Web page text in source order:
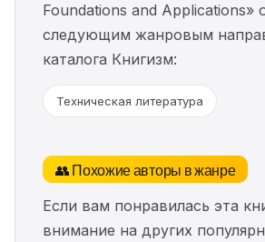
Foundations and Applications»
следующим жанровым
каталога Книгизм:
Техническая литература
👥 Похожие авторы в жанре
Если вам понравилась эта
внимание на других